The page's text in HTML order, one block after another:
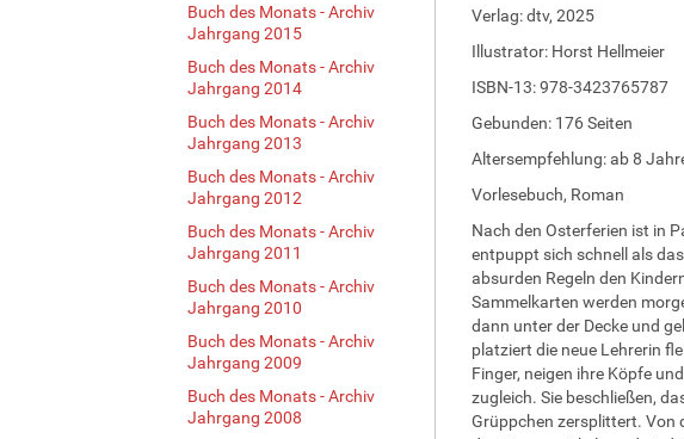
Buch des Monats - Archiv
Jahrgang 2015
Buch des Monats - Archiv
Jahrgang 2014
Buch des Monats - Archiv
Jahrgang 2013
Buch des Monats - Archiv
Jahrgang 2012
Buch des Monats - Archiv
Jahrgang 2011
Buch des Monats - Archiv
Jahrgang 2010
Buch des Monats - Archiv
Jahrgang 2009
Buch des Monats - Archiv
Jahrgang 2008
Verlag: dtv, 2025
Illustrator: Horst Hellmeier
ISBN-13: 978-3423765787
Gebunden: 176 Seiten
Altersempfehlung: ab 8
Vorlesebuch, Roman
Nach den Osterferien ist in
entpuppt sich schnell als
absurden Regeln den
Sammelkarten werden
dann unter der Decke und
platziert die neue Lehrerin
Finger, neigen ihre Köpfe
zugleich. Sie beschließen,
Grüppchen zersplittert. Von